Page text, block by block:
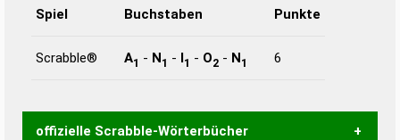
Spiel Buchstaben Punkte
Scrabble® A1 - N1 - I1 - O2 - N1 6
offizielle Scrabble-Wörterbücher